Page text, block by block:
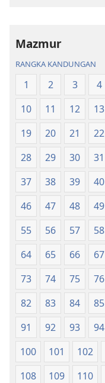
Mazmur
RANGKA KANDUNGAN
1 2 3 4
10
11 12 13
19
20 21 22
28
29 30 31
37
38 39 40
46
47 48 49
55
56 57 58
64
65 66 67
73
74 75 76
82
83 84 85
91
92 93 94
100
101 102
108
109 110